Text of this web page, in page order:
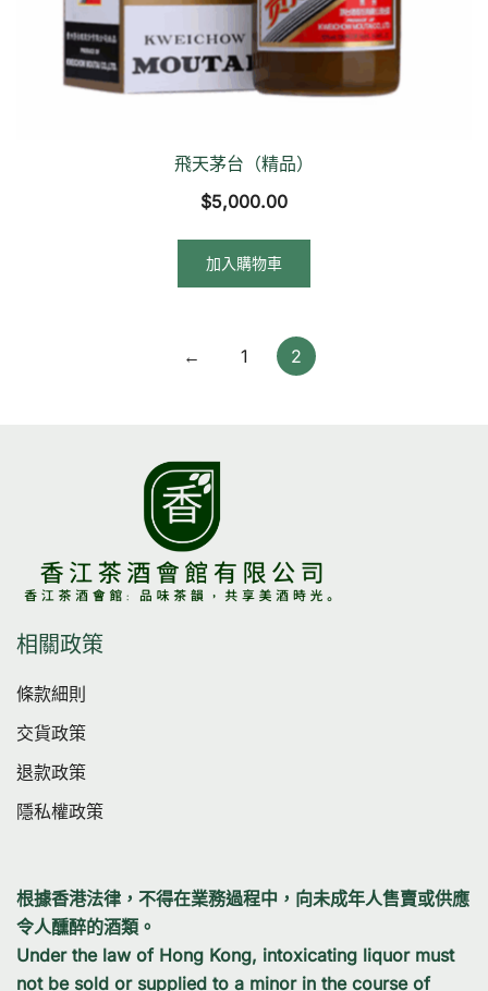
飛天茅台（精品）
$5,000.00
加入購物車
← 1 2
相關政策
條款細則
交貨政策
退款政策
隱私權政策
根據香港法律，不得在業務過程中，向未成年人售賣或供應
令人醺醉的酒類。
Under the law of Hong Kong, intoxicating liquor must
not be sold or supplied to a minor in the course of